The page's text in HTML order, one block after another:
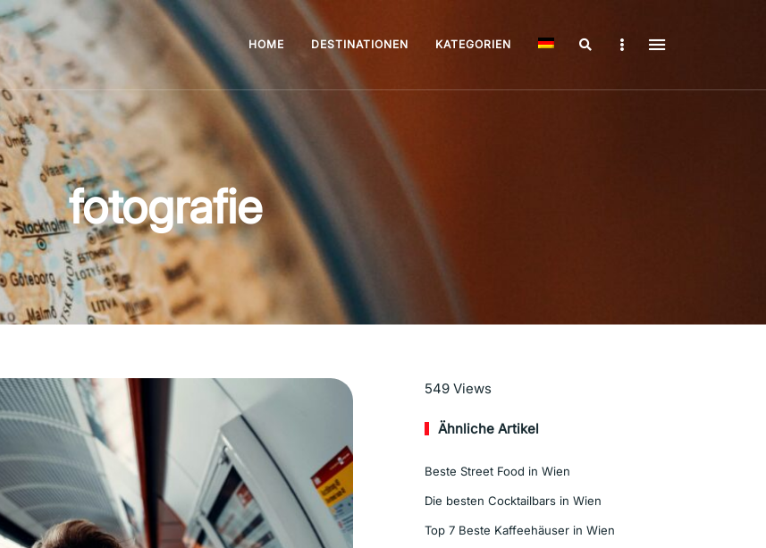
HOME DESTINATIONEN KATEGORIEN
SearchSidebar
fotografie
Mehr lesen
549 Views
Ähnliche Artikel
Beste Street Food in Wien
Die besten Cocktailbars in Wien
Top 7 Beste Kaffeehäuser in Wien